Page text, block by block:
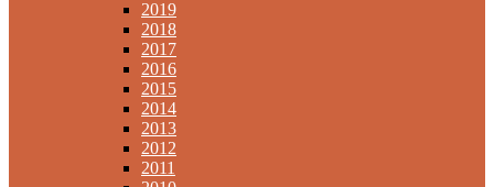
2019
2018
2017
2016
2015
2014
2013
2012
2011